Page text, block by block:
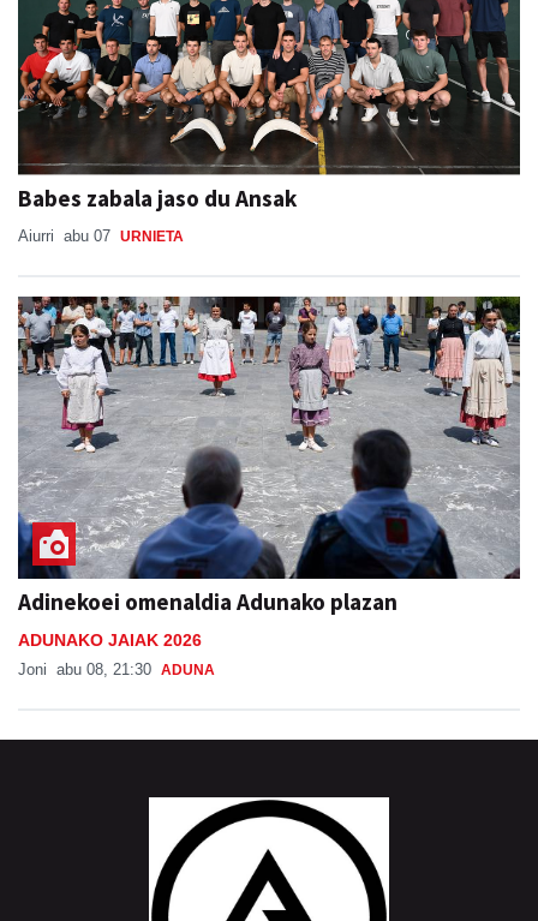
Babes zabala jaso du Ansak
Aiurri abu 07 URNIETA
Adinekoei omenaldia Adunako plazan
ADUNAKO JAIAK 2026
Joni abu 08, 21:30 ADUNA